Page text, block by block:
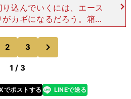
込んでいくには、エース
カギになるだろう。箱根
、１、２年時は区間賞を
苦しんだが、原因はハッ
ている。
2 3
1 / 3
でポストする
line LINEで送る